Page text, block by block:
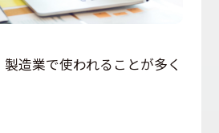
造業で使われることが多く